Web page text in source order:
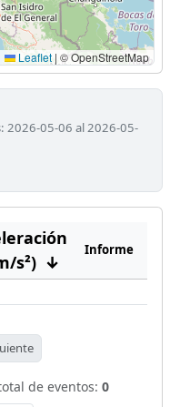
Leaflet | © OpenStreetMap
2026-05-06 al 2026-05-
s²) ↓
Informe
de eventos: 0